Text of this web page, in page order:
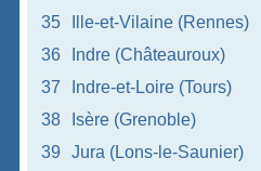
35
Ille-et-Vilaine (Rennes)
36
Indre (Châteauroux)
37
Indre-et-Loire (Tours)
38
Isère (Grenoble)
39
Jura (Lons-le-Saunier)